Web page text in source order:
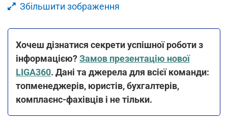
Збільшити зображення
Хочеш дізнатися секрети успішної роботи з
інформацією?Замов презентацію нової
LIGA360. Дані та джерела для всієї команди:
топменеджерів, юристів, бухгалтерів,
комплаєнс-фахівців і не тільки.